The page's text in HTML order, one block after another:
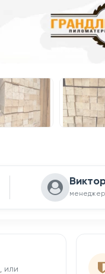
менеджер
, или